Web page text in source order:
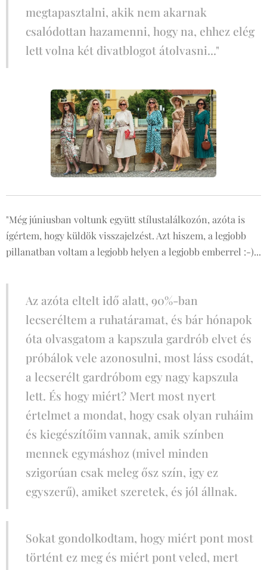
megtapasztalni, akik nem akarnak
csalódottan hazamenni, hogy na, ehhez elég
lett volna két divatblogot átolvasni..."
"Még júniusban voltunk együtt stílustalálkozón, azóta is
ígértem, hogy küldök visszajelzést. Azt hiszem, a legjobb
pillanatban voltam a legjobb helyen a legjobb emberrel :-)...
Az azóta eltelt idő alatt, 90%-ban
lecseréltem a ruhatáramat, és bár hónapok
óta olvasgatom a kapszula gardrób elvet és
próbálok vele azonosulni, most láss csodát,
a lecserélt gardróbom egy nagy kapszula
lett. És hogy miért? Mert most nyert
értelmet a mondat, hogy csak olyan ruháim
és kiegészítőim vannak, amik színben
mennek egymáshoz (mivel minden
szigorúan csak meleg ősz szín, igy ez
egyszerű), amiket szeretek, és jól állnak.
Sokat gondolkodtam, hogy miért pont most
történt ez meg és miért pont veled, mert